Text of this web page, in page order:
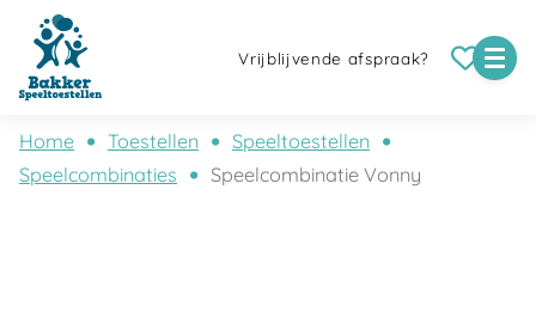
Vrijblijvende afspraak?
Home Toestellen
Speeltoestellen
Speelcombinaties
Speelcombinatie Vonny